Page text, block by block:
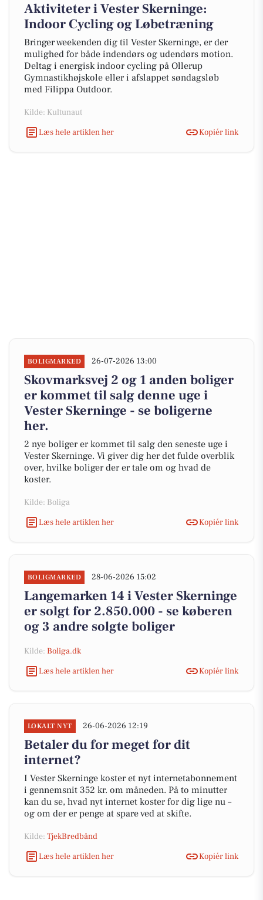
Aktiviteter i Vester Skerninge:
Indoor Cycling og Løbetræning
Bringer weekenden dig til Vester Skerninge, er der
mulighed for både indendørs og udendørs motion.
Deltag i energisk indoor cycling på Ollerup
Gymnastikhøjskole eller i afslappet søndagsløb
med Filippa Outdoor.
Kilde: Kultunaut
Læs hele artiklen her
Kopiér link
BOLIGMARKED 26-07-2026 13:00
Skovmarksvej 2 og 1 anden boliger
er kommet til salg denne uge i
Vester Skerninge - se boligerne
her.
2 nye boliger er kommet til salg den seneste uge i
Vester Skerninge. Vi giver dig her det fulde overblik
over, hvilke boliger der er tale om og hvad de
koster.
Kilde: Boliga
Læs hele artiklen her
Kopiér link
BOLIGMARKED 28-06-2026 15:02
Langemarken 14 i Vester Skerninge
er solgt for 2.850.000 - se køberen
og 3 andre solgte boliger
Kilde: Boliga.dk
Læs hele artiklen her
Kopiér link
LOKALT NYT 26-06-2026 12:19
Betaler du for meget for dit
internet?
I Vester Skerninge koster et nyt internetabonnement
i gennemsnit 352 kr. om måneden. På to minutter
kan du se, hvad nyt internet koster for dig lige nu –
og om der er penge at spare ved at skifte.
Kilde: TjekBredbånd
Læs hele artiklen her
Kopiér link